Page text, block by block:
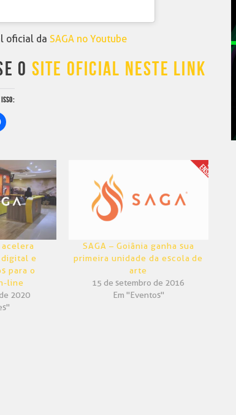
oficial da SAGA no Youtube
O SITE OFICIAL NESTE LINK
Clique
para
em
nova
janela)
acelera
digital e
para o
line
2020
SAGA – Goiânia ganha sua
primeira unidade da escola de
arte
15 de setembro de 2016
Em "Eventos"